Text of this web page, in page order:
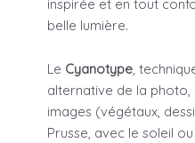
inspirée et en tout
belle lumière.
Le Cyanotype,
alternative de la photo,
images (végétaux,
Prusse, avec le soleil